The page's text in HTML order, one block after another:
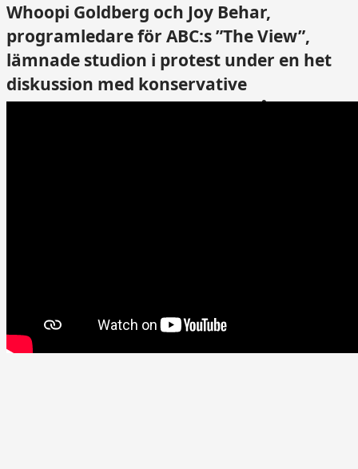
Whoopi Goldberg och Joy Behar,
programledare för ABC:s ”The View”,
lämnade studion i protest under en het
diskussion med konservative
programledaren Bill O’Reilly från Fox